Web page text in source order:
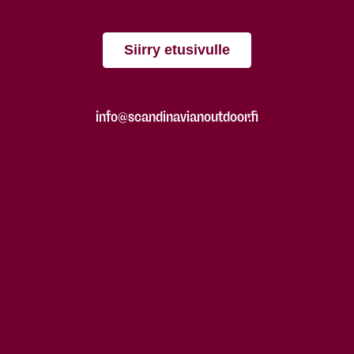
Siirry etusivulle
info@scandinavianoutdoor.fi